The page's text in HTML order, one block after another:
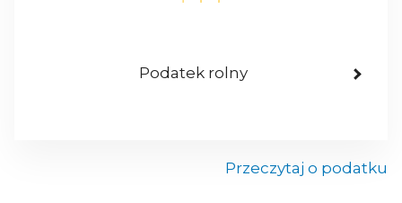
Podatek rolny
Przeczytaj o podatku